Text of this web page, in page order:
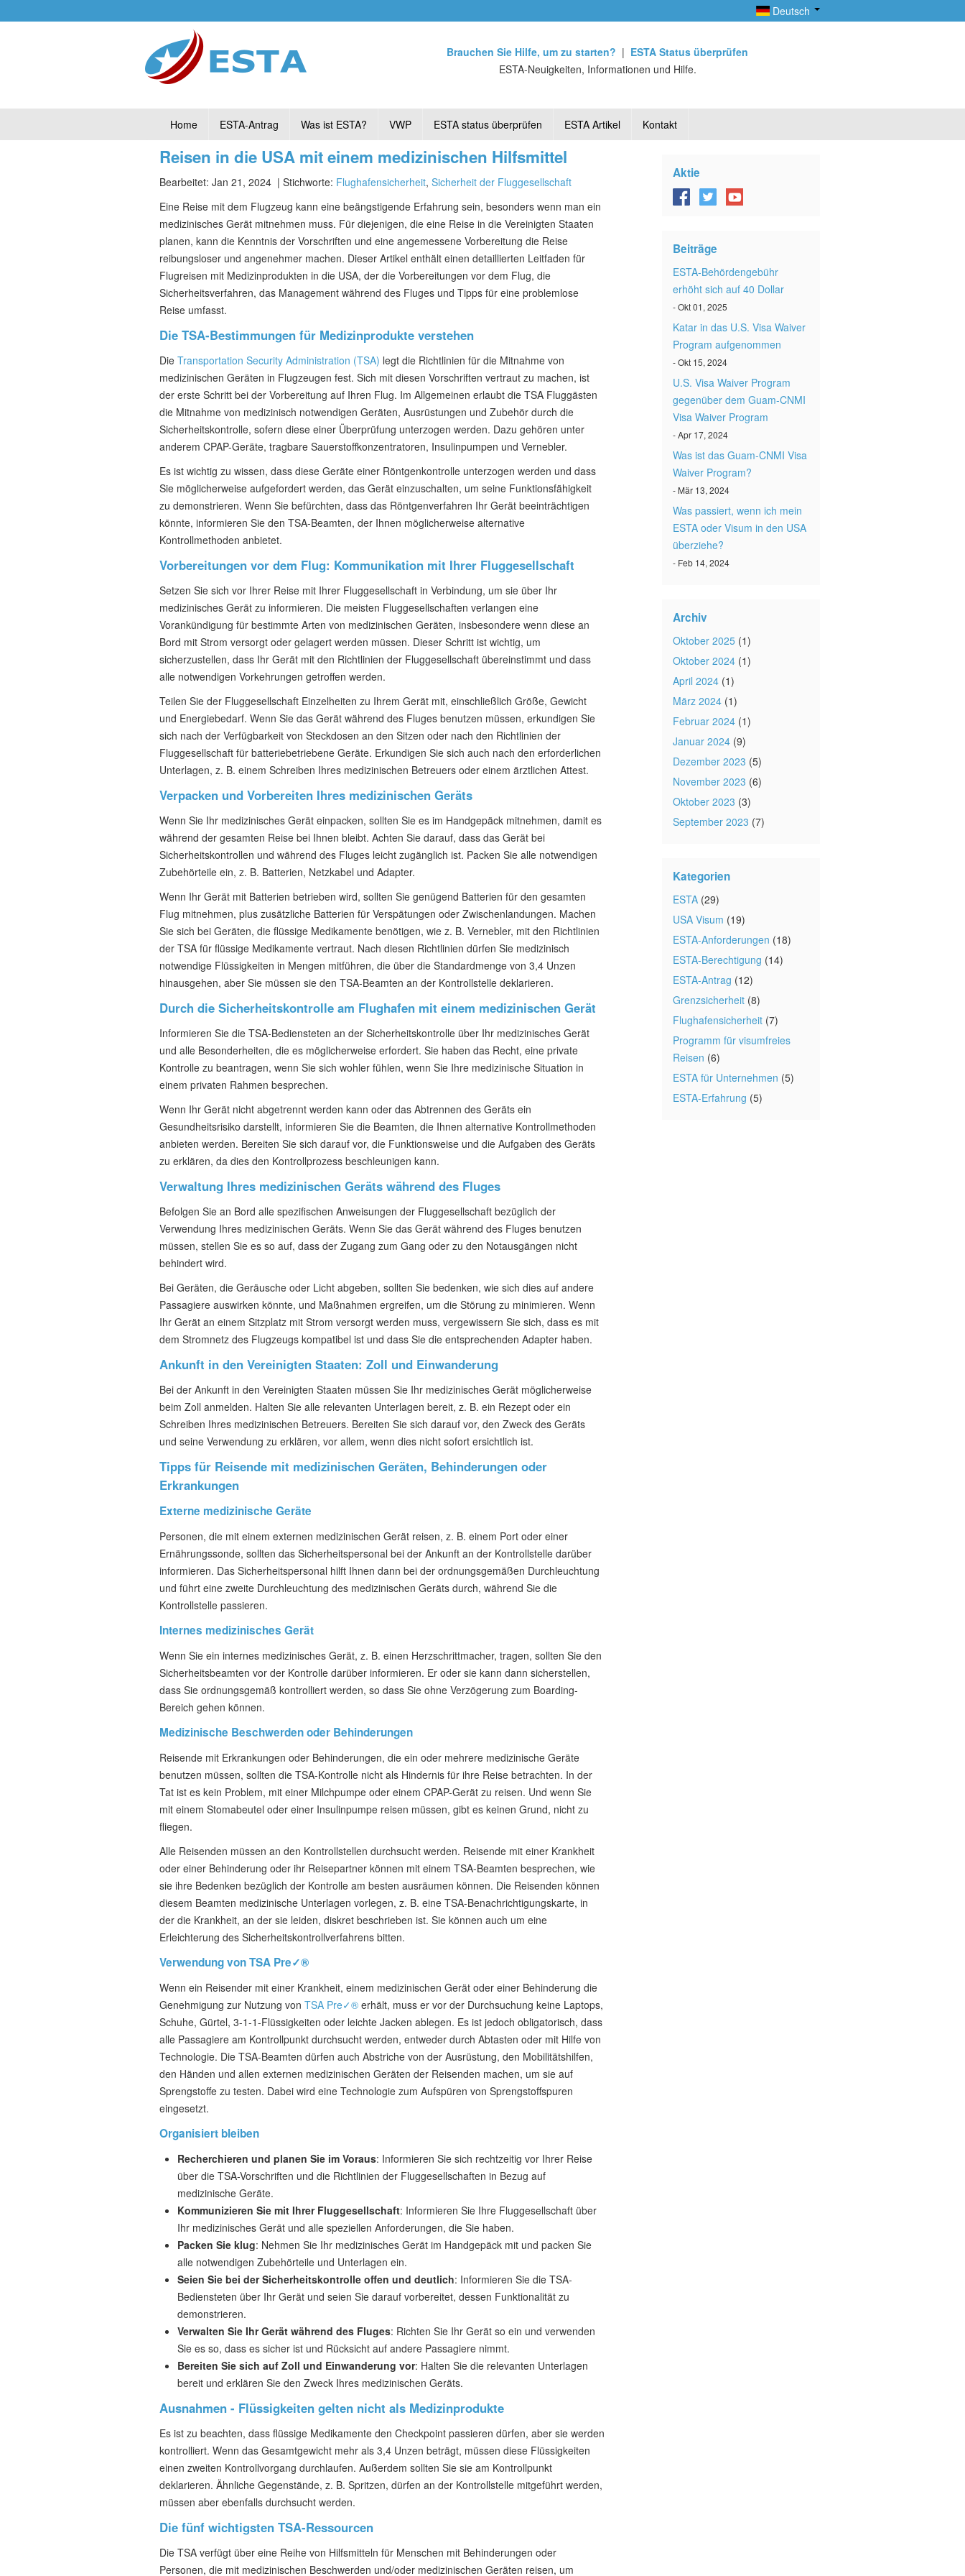
Deutsch
Brauchen Sie Hilfe, um zu starten? | ESTA Status überprüfen
ESTA-Neuigkeiten, Informationen und Hilfe.
Home ESTA-Antrag Was ist ESTA? VWP ESTA status überprüfen ESTA Artikel Kontakt
Reisen in die USA mit einem medizinischen Hilfsmittel
Bearbeitet: Jan 21, 2024 | Stichworte: Flughafensicherheit, Sicherheit der Fluggesellschaft
Eine Reise mit dem Flugzeug kann eine beängstigende Erfahrung sein, besonders wenn man ein
medizinisches Gerät mitnehmen muss. Für diejenigen, die eine Reise in die Vereinigten Staaten
planen, kann die Kenntnis der Vorschriften und eine angemessene Vorbereitung die Reise
reibungsloser und angenehmer machen. Dieser Artikel enthält einen detaillierten Leitfaden für
Flugreisen mit Medizinprodukten in die USA, der die Vorbereitungen vor dem Flug, die
Sicherheitsverfahren, das Management während des Fluges und Tipps für eine problemlose
Reise umfasst.
Die TSA-Bestimmungen für Medizinprodukte verstehen
Die Transportation Security Administration (TSA) legt die Richtlinien für die Mitnahme von
medizinischen Geräten in Flugzeugen fest. Sich mit diesen Vorschriften vertraut zu machen, ist
der erste Schritt bei der Vorbereitung auf Ihren Flug. Im Allgemeinen erlaubt die TSA Fluggästen
die Mitnahme von medizinisch notwendigen Geräten, Ausrüstungen und Zubehör durch die
Sicherheitskontrolle, sofern diese einer Überprüfung unterzogen werden. Dazu gehören unter
anderem CPAP-Geräte, tragbare Sauerstoffkonzentratoren, Insulinpumpen und Vernebler.
Es ist wichtig zu wissen, dass diese Geräte einer Röntgenkontrolle unterzogen werden und dass
Sie möglicherweise aufgefordert werden, das Gerät einzuschalten, um seine Funktionsfähigkeit
zu demonstrieren. Wenn Sie befürchten, dass das Röntgenverfahren Ihr Gerät beeinträchtigen
könnte, informieren Sie den TSA-Beamten, der Ihnen möglicherweise alternative
Kontrollmethoden anbietet.
Vorbereitungen vor dem Flug: Kommunikation mit Ihrer Fluggesellschaft
Setzen Sie sich vor Ihrer Reise mit Ihrer Fluggesellschaft in Verbindung, um sie über Ihr
medizinisches Gerät zu informieren. Die meisten Fluggesellschaften verlangen eine
Vorankündigung für bestimmte Arten von medizinischen Geräten, insbesondere wenn diese an
Bord mit Strom versorgt oder gelagert werden müssen. Dieser Schritt ist wichtig, um
sicherzustellen, dass Ihr Gerät mit den Richtlinien der Fluggesellschaft übereinstimmt und dass
alle notwendigen Vorkehrungen getroffen werden.
Teilen Sie der Fluggesellschaft Einzelheiten zu Ihrem Gerät mit, einschließlich Größe, Gewicht
und Energiebedarf. Wenn Sie das Gerät während des Fluges benutzen müssen, erkundigen Sie
sich nach der Verfügbarkeit von Steckdosen an den Sitzen oder nach den Richtlinien der
Fluggesellschaft für batteriebetriebene Geräte. Erkundigen Sie sich auch nach den erforderlichen
Unterlagen, z. B. einem Schreiben Ihres medizinischen Betreuers oder einem ärztlichen Attest.
Verpacken und Vorbereiten Ihres medizinischen Geräts
Wenn Sie Ihr medizinisches Gerät einpacken, sollten Sie es im Handgepäck mitnehmen, damit es
während der gesamten Reise bei Ihnen bleibt. Achten Sie darauf, dass das Gerät bei
Sicherheitskontrollen und während des Fluges leicht zugänglich ist. Packen Sie alle notwendigen
Zubehörteile ein, z. B. Batterien, Netzkabel und Adapter.
Wenn Ihr Gerät mit Batterien betrieben wird, sollten Sie genügend Batterien für den gesamten
Flug mitnehmen, plus zusätzliche Batterien für Verspätungen oder Zwischenlandungen. Machen
Sie sich bei Geräten, die flüssige Medikamente benötigen, wie z. B. Vernebler, mit den Richtlinien
der TSA für flüssige Medikamente vertraut. Nach diesen Richtlinien dürfen Sie medizinisch
notwendige Flüssigkeiten in Mengen mitführen, die über die Standardmenge von 3,4 Unzen
hinausgehen, aber Sie müssen sie den TSA-Beamten an der Kontrollstelle deklarieren.
Durch die Sicherheitskontrolle am Flughafen mit einem medizinischen Gerät
Informieren Sie die TSA-Bediensteten an der Sicherheitskontrolle über Ihr medizinisches Gerät
und alle Besonderheiten, die es möglicherweise erfordert. Sie haben das Recht, eine private
Kontrolle zu beantragen, wenn Sie sich wohler fühlen, wenn Sie Ihre medizinische Situation in
einem privaten Rahmen besprechen.
Wenn Ihr Gerät nicht abgetrennt werden kann oder das Abtrennen des Geräts ein
Gesundheitsrisiko darstellt, informieren Sie die Beamten, die Ihnen alternative Kontrollmethoden
anbieten werden. Bereiten Sie sich darauf vor, die Funktionsweise und die Aufgaben des Geräts
zu erklären, da dies den Kontrollprozess beschleunigen kann.
Verwaltung Ihres medizinischen Geräts während des Fluges
Befolgen Sie an Bord alle spezifischen Anweisungen der Fluggesellschaft bezüglich der
Verwendung Ihres medizinischen Geräts. Wenn Sie das Gerät während des Fluges benutzen
müssen, stellen Sie es so auf, dass der Zugang zum Gang oder zu den Notausgängen nicht
behindert wird.
Bei Geräten, die Geräusche oder Licht abgeben, sollten Sie bedenken, wie sich dies auf andere
Passagiere auswirken könnte, und Maßnahmen ergreifen, um die Störung zu minimieren. Wenn
Ihr Gerät an einem Sitzplatz mit Strom versorgt werden muss, vergewissern Sie sich, dass es mit
dem Stromnetz des Flugzeugs kompatibel ist und dass Sie die entsprechenden Adapter haben.
Ankunft in den Vereinigten Staaten: Zoll und Einwanderung
Bei der Ankunft in den Vereinigten Staaten müssen Sie Ihr medizinisches Gerät möglicherweise
beim Zoll anmelden. Halten Sie alle relevanten Unterlagen bereit, z. B. ein Rezept oder ein
Schreiben Ihres medizinischen Betreuers. Bereiten Sie sich darauf vor, den Zweck des Geräts
und seine Verwendung zu erklären, vor allem, wenn dies nicht sofort ersichtlich ist.
Tipps für Reisende mit medizinischen Geräten, Behinderungen oder
Erkrankungen
Externe medizinische Geräte
Personen, die mit einem externen medizinischen Gerät reisen, z. B. einem Port oder einer
Ernährungssonde, sollten das Sicherheitspersonal bei der Ankunft an der Kontrollstelle darüber
informieren. Das Sicherheitspersonal hilft Ihnen dann bei der ordnungsgemäßen Durchleuchtung
und führt eine zweite Durchleuchtung des medizinischen Geräts durch, während Sie die
Kontrollstelle passieren.
Internes medizinisches Gerät
Wenn Sie ein internes medizinisches Gerät, z. B. einen Herzschrittmacher, tragen, sollten Sie den
Sicherheitsbeamten vor der Kontrolle darüber informieren. Er oder sie kann dann sicherstellen,
dass Sie ordnungsgemäß kontrolliert werden, so dass Sie ohne Verzögerung zum Boarding-
Bereich gehen können.
Medizinische Beschwerden oder Behinderungen
Reisende mit Erkrankungen oder Behinderungen, die ein oder mehrere medizinische Geräte
benutzen müssen, sollten die TSA-Kontrolle nicht als Hindernis für ihre Reise betrachten. In der
Tat ist es kein Problem, mit einer Milchpumpe oder einem CPAP-Gerät zu reisen. Und wenn Sie
mit einem Stomabeutel oder einer Insulinpumpe reisen müssen, gibt es keinen Grund, nicht zu
fliegen.
Alle Reisenden müssen an den Kontrollstellen durchsucht werden. Reisende mit einer Krankheit
oder einer Behinderung oder ihr Reisepartner können mit einem TSA-Beamten besprechen, wie
sie ihre Bedenken bezüglich der Kontrolle am besten ausräumen können. Die Reisenden können
diesem Beamten medizinische Unterlagen vorlegen, z. B. eine TSA-Benachrichtigungskarte, in
der die Krankheit, an der sie leiden, diskret beschrieben ist. Sie können auch um eine
Erleichterung des Sicherheitskontrollverfahrens bitten.
Verwendung von TSA Pre✓®
Wenn ein Reisender mit einer Krankheit, einem medizinischen Gerät oder einer Behinderung die
Genehmigung zur Nutzung von TSA Pre✓® erhält, muss er vor der Durchsuchung keine Laptops,
Schuhe, Gürtel, 3-1-1-Flüssigkeiten oder leichte Jacken ablegen. Es ist jedoch obligatorisch, dass
alle Passagiere am Kontrollpunkt durchsucht werden, entweder durch Abtasten oder mit Hilfe von
Technologie. Die TSA-Beamten dürfen auch Abstriche von der Ausrüstung, den Mobilitätshilfen,
den Händen und allen externen medizinischen Geräten der Reisenden machen, um sie auf
Sprengstoffe zu testen. Dabei wird eine Technologie zum Aufspüren von Sprengstoffspuren
eingesetzt.
Organisiert bleiben
Recherchieren und planen Sie im Voraus: Informieren Sie sich rechtzeitig vor Ihrer Reise
über die TSA-Vorschriften und die Richtlinien der Fluggesellschaften in Bezug auf
medizinische Geräte.
Kommunizieren Sie mit Ihrer Fluggesellschaft: Informieren Sie Ihre Fluggesellschaft über
Ihr medizinisches Gerät und alle speziellen Anforderungen, die Sie haben.
Packen Sie klug: Nehmen Sie Ihr medizinisches Gerät im Handgepäck mit und packen Sie
alle notwendigen Zubehörteile und Unterlagen ein.
Seien Sie bei der Sicherheitskontrolle offen und deutlich: Informieren Sie die TSA-
Bediensteten über Ihr Gerät und seien Sie darauf vorbereitet, dessen Funktionalität zu
demonstrieren.
Verwalten Sie Ihr Gerät während des Fluges: Richten Sie Ihr Gerät so ein und verwenden
Sie es so, dass es sicher ist und Rücksicht auf andere Passagiere nimmt.
Bereiten Sie sich auf Zoll und Einwanderung vor: Halten Sie die relevanten Unterlagen
bereit und erklären Sie den Zweck Ihres medizinischen Geräts.
Ausnahmen - Flüssigkeiten gelten nicht als Medizinprodukte
Es ist zu beachten, dass flüssige Medikamente den Checkpoint passieren dürfen, aber sie werden
kontrolliert. Wenn das Gesamtgewicht mehr als 3,4 Unzen beträgt, müssen diese Flüssigkeiten
einen zweiten Kontrollvorgang durchlaufen. Außerdem sollten Sie sie am Kontrollpunkt
deklarieren. Ähnliche Gegenstände, z. B. Spritzen, dürfen an der Kontrollstelle mitgeführt werden,
müssen aber ebenfalls durchsucht werden.
Die fünf wichtigsten TSA-Ressourcen
Die TSA verfügt über eine Reihe von Hilfsmitteln für Menschen mit Behinderungen oder
Personen, die mit medizinischen Beschwerden und/oder medizinischen Geräten reisen, um
Aktie
Beiträge
ESTA-Behördengebühr
erhöht sich auf 40 Dollar
- Okt 01, 2025
Katar in das U.S. Visa Waiver
Program aufgenommen
- Okt 15, 2024
U.S. Visa Waiver Program
gegenüber dem Guam-CNMI
Visa Waiver Program
- Apr 17, 2024
Was ist das Guam-CNMI Visa
Waiver Program?
- Mär 13, 2024
Was passiert, wenn ich mein
ESTA oder Visum in den USA
überziehe?
- Feb 14, 2024
Archiv
Oktober 2025 (1)
Oktober 2024 (1)
April 2024 (1)
März 2024 (1)
Februar 2024 (1)
Januar 2024 (9)
Dezember 2023 (5)
November 2023 (6)
Oktober 2023 (3)
September 2023 (7)
Kategorien
ESTA (29)
USA Visum (19)
ESTA-Anforderungen (18)
ESTA-Berechtigung (14)
ESTA-Antrag (12)
Grenzsicherheit (8)
Flughafensicherheit (7)
Programm für visumfreies
Reisen (6)
ESTA für Unternehmen (5)
ESTA-Erfahrung (5)